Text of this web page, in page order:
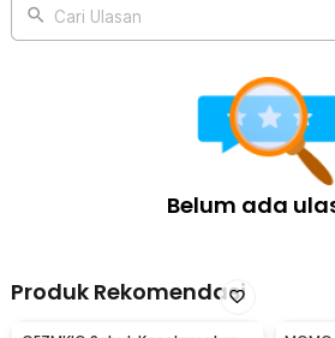
Dilengkapi sistem tali adjustable pada
yang mudah disesuaikan untuk berbagai
mendaki. Desainnya memberikan
sesak, sehingga tetap nyaman digunakan
berbagai aktivitas outdoor.
Cari Ulasan
Belum ada
Produk Rekomendasi